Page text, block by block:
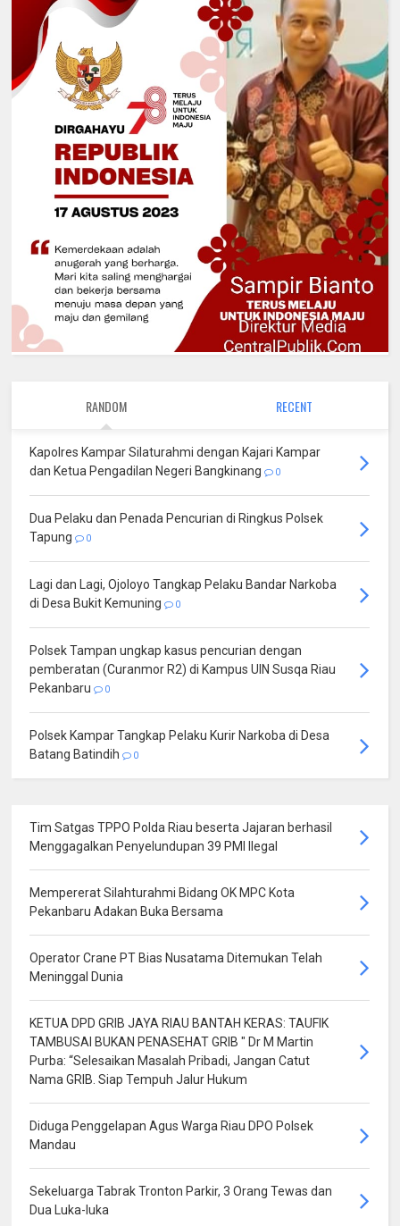
RANDOM RECENT
Kapolres Kampar Silaturahmi dengan Kajari Kampar
dan Ketua Pengadilan Negeri Bangkinang
0
Dua Pelaku dan Penada Pencurian di Ringkus Polsek
Tapung
0
Lagi dan Lagi, Ojoloyo Tangkap Pelaku Bandar Narkoba
di Desa Bukit Kemuning
0
Polsek Tampan ungkap kasus pencurian dengan
pemberatan (Curanmor R2) di Kampus UIN Susqa Riau
Pekanbaru
0
Polsek Kampar Tangkap Pelaku Kurir Narkoba di Desa
Batang Batindih
0
Tim Satgas TPPO Polda Riau beserta Jajaran berhasil
Menggagalkan Penyelundupan 39 PMI Ilegal
Mempererat Silahturahmi Bidang OK MPC Kota
Pekanbaru Adakan Buka Bersama
Operator Crane PT Bias Nusatama Ditemukan Telah
Meninggal Dunia
KETUA DPD GRIB JAYA RIAU BANTAH KERAS: TAUFIK
TAMBUSAI BUKAN PENASEHAT GRIB " Dr M Martin
Purba: “Selesaikan Masalah Pribadi, Jangan Catut
Nama GRIB. Siap Tempuh Jalur Hukum
Diduga Penggelapan Agus Warga Riau DPO Polsek
Mandau
Sekeluarga Tabrak Tronton Parkir, 3 Orang Tewas dan
Dua Luka-luka